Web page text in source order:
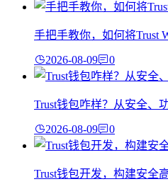
手把手教你，如何将Trust
2026-08-09 0
Trust钱包咋样？从安全、
2026-08-09 0
Trust钱包开发，构建安全